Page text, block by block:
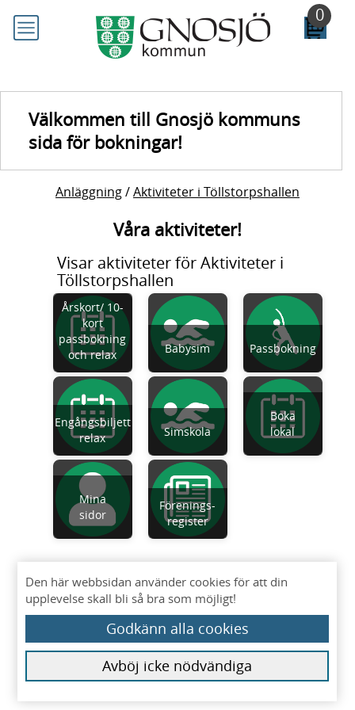
huvudinnehållet
0
Välkommen till Gnosjö kommuns
sida för bokningar!
Anläggning/Aktiviteter i Töllstorpshallen
Våra aktiviteter!
Visar aktiviteter för Aktiviteter i
Töllstorpshallen
Årskort/ 10-
kort
passbokning
och relax
Babysim Passbokning
Engångsbiljett
relax
Simskola
Boka
lokal
Mina
sidor
Förenings-
register
Den här webbsidan använder cookies för att din
upplevelse skall bli så bra som möjligt!
Godkänn alla cookies
Avböj icke nödvändiga